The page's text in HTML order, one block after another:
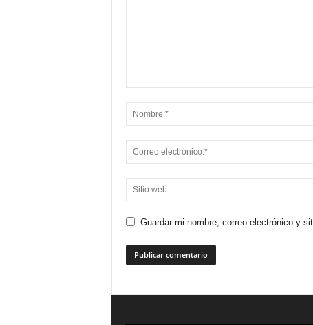
Guardar mi nombre, correo electrónico y